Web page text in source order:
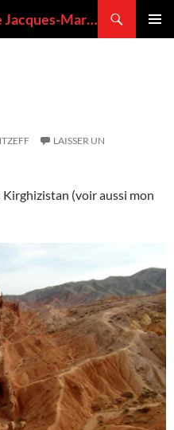
VOLCANMANIA : le blog de Jacques-Marie BARDINTZEFF, volcanologue
LAISSER UN
Kirghizistan (voir aussi mon